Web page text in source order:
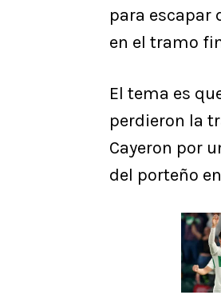
para escapar
en el tramo
El tema es
perdieron la
Cayeron por
del porteño